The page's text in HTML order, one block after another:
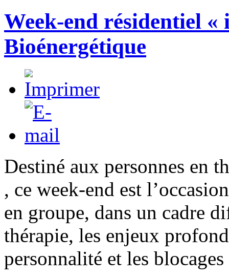
Week-end résidentiel «
Bioénergétique
Destiné aux personnes en
, ce week-end est
en groupe, dans un cadre
thérapie, les enjeux
personnalité et les